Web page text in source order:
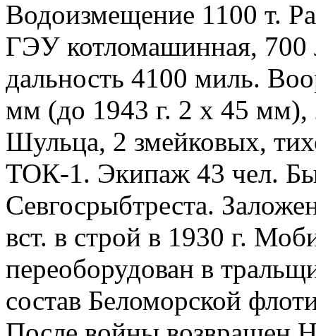
Водоизмещение 1100 т.
ГЭУ котломашинная, 700
дальность 4100 миль.
мм (до 1943 г. 2 х 45 мм),
Шульца, 2 змейковых,
ТОК-1. Экипаж 43 чел.
Севгосрыбтреста.
вст. в строй в 1930 г.
переоборудован в
состав Беломорской